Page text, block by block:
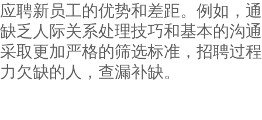
应聘新员工的优势和差距。例如，
缺乏人际关系处理技巧和基本的沟
采取更加严格的筛选标准，招聘过
力欠缺的人，查漏补缺。